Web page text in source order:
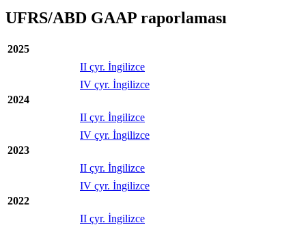
UFRS/ABD GAAP raporlaması
2025
II çyr. İngilizce
IV çyr. İngilizce
2024
II çyr. İngilizce
IV çyr. İngilizce
2023
II çyr. İngilizce
IV çyr. İngilizce
2022
II çyr. İngilizce